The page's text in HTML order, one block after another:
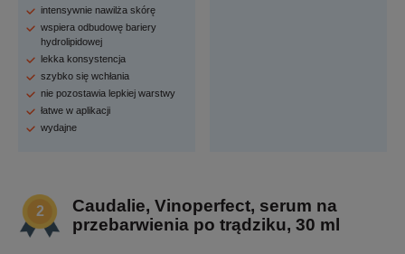
intensywnie nawilża skórę
wspiera odbudowę bariery
hydrolipidowej
lekka konsystencja
szybko się wchłania
nie pozostawia lepkiej warstwy
łatwe w aplikacji
wydajne
Caudalie, Vinoperfect, serum na
przebarwienia po trądziku, 30 ml